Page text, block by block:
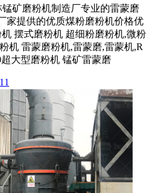
矿磨粉机制造厂专业的雷蒙磨
家提供的优质煤粉磨粉机价格优
摆式磨粉机 超细粉磨粉机,微粉
机 雷蒙磨粉机,雷蒙磨,雷蒙机,R
大型磨粉机 锰矿雷蒙磨